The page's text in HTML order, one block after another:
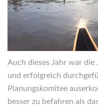
Auch dieses Jahr war die
und erfolgreich
Planungskomitee
besser zu befahren als